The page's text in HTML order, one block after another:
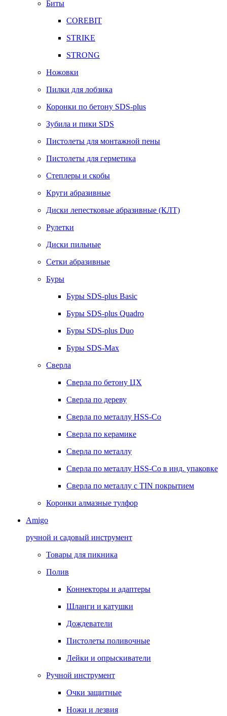
Биты
COREBIT
STRIKE
STRONG
Ножовки
Пилки для лобзика
Коронки по бетону SDS-plus
Зубила и пики SDS
Пистолеты для монтажной пены
Пистолеты для герметика
Степлеры и скобы
Круги абразивные
Диски лепестковые абразивные (КЛТ)
Рулетки
Диски пильные
Сетки абразивные
Буры
Буры SDS-plus Basic
Буры SDS-plus Quadro
Буры SDS-plus Duo
Буры SDS-Max
Сверла
Сверла по бетону ЦХ
Сверла по дереву
Сверла по металлу HSS-Co
Сверла по керамике
Сверла по металлу
Сверла по металлу HSS-Co в инд. упаковке
Сверла по металлу с TIN покрытием
Коронки алмазные тулфор
Amigo
ручной и садовый инструмент
Товары для пикника
Полив
Коннекторы и адаптеры
Шланги и катушки
Дождеватели
Пистолеты поливочные
Лейки и опрыскиватели
Ручной инструмент
Очки защитные
Ножи и лезвия